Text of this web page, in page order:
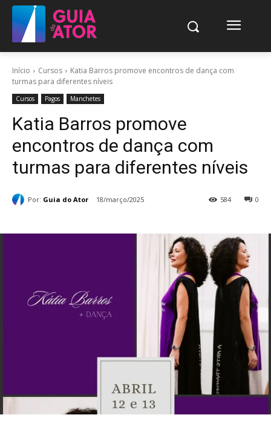
Início Cursos
Katia Barros promove encontros de dança com
turmas para diferentes níveis
Cursos Pagos Manchetes
Katia Barros promove
encontros de dança com
turmas para diferentes níveis
Por: Guia do Ator 18/março/2025 0
584